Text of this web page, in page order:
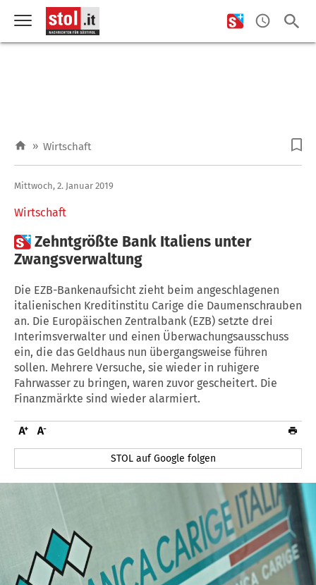
» Wirtschaft
Wirtschaft
Mittwoch, 2. Januar 2019
Zehntgrößte Bank Italiens unter
Zwangsverwaltung
Die EZB-Bankenaufsicht zieht beim angeschlagenen
italienischen Kreditinstitu Carige die Daumenschrauben
an. Die Europäischen Zentralbank (EZB) setzte drei
Interimsverwalter und einen Überwachungsausschuss
ein, die das Geldhaus nun übergangsweise führen
sollen. Mehrere Versuche, sie wieder in ruhigere
Fahrwasser zu bringen, waren zuvor gescheitert. Die
Finanzmärkte sind wieder alarmiert.
STOL auf Google folgen